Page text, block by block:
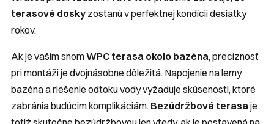
terasové doskyzostanú v perfektnej kondícii desiatky
rokov.
Ak je vaším snomWPC terasa okolo bazéna, precíznosť
pri montáži je dvojnásobne dôležitá. Napojenie na lemy
bazéna a riešenie odtoku vody vyžaduje skúsenosti, ktoré
zabránia budúcim komplikáciám. Bezúdržbová terasaje